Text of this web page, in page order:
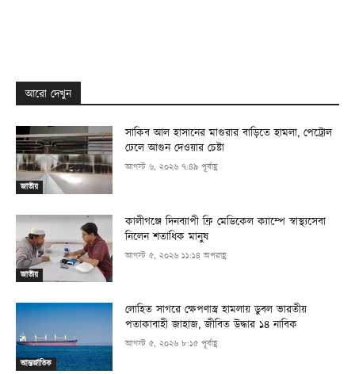
আরো দেখুন
জাতীয়
সাকিব আল হাসানের মাগুরার বাড়িতে হামলা, পেট্রোল
ঢেলে আগুন দেওয়ার চেষ্টা
আগস্ট ৬, ২০২৬ ৭:৪৯ পূর্বাহ্ণ
জাতীয়
কালীগঞ্জে দিনব্যাপী ফ্রি মেডিকেল ক্যাম্পে স্বাস্থ্যসেবা
নিলেন শতাধিক মানুষ
আগস্ট ৫, ২০২৬ ১১:১৪ অপরাহ্ণ
আন্তর্জাতিক
লোহিত সাগরে ক্ষেপণাস্ত্র হামলায় ডুবল ভারতীয়
পতাকাবাহী জাহাজ, জীবিত উদ্ধার ১৪ নাবিক
আগস্ট ৫, ২০২৬ ৮:১৫ পূর্বাহ্ণ